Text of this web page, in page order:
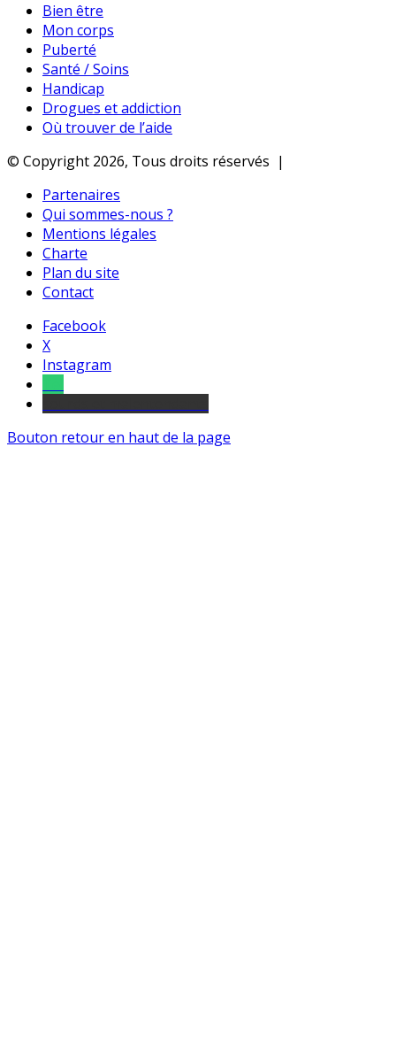
Bien être
Mon corps
Puberté
Santé / Soins
Handicap
Drogues et addiction
Où trouver de l’aide
© Copyright 2026, Tous droits réservés |
Partenaires
Qui sommes-nous ?
Mentions légales
Charte
Plan du site
Contact
Facebook
X
Instagram
Bouton retour en haut de la page